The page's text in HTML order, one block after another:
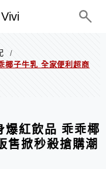
/
椰子牛乳 全家便利超商
紅飲品 乖乖椰
售掀秒殺搶購潮